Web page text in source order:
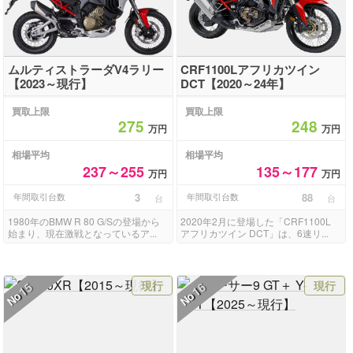
ムルティストラーダV4ラリー
【2023～現行】
買取上限
275万円
相場平均
237～255万円
年間取引台数 3 台
1980年のBMW R 80 G/Sの登場から
始まり、現在激戦となっているア...
CRF1100Lアフリカツイン
DCT【2020～24年】
買取上限
248 万円
相場平均
135～177 万円
年間取引台数 88 台
2020年2月に登場した「CRF1100L
アフリカツイン DCT」は、6速リ...
No
15 現行
No
16 現行